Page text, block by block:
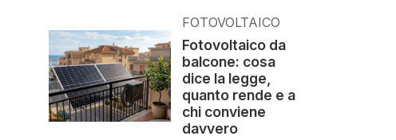
FOTOVOLTAICO
Fotovoltaico da
balcone: cosa
dice la legge,
quanto rende e a
chi conviene
davvero